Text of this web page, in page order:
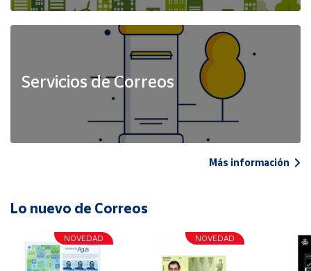
Servicios de Correos
Más información
Lo nuevo de Correos
NOVEDAD NOVEDAD